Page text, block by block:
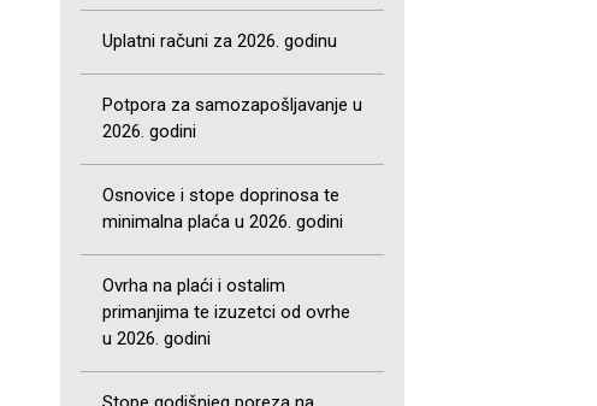
Uplatni računi za 2026. godinu
Potpora za samozapošljavanje u
2026. godini
Osnovice i stope doprinosa te
minimalna plaća u 2026. godini
Ovrha na plaći i ostalim
primanjima te izuzetci od ovrhe
u 2026. godini